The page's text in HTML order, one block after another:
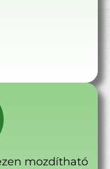
mozdítható